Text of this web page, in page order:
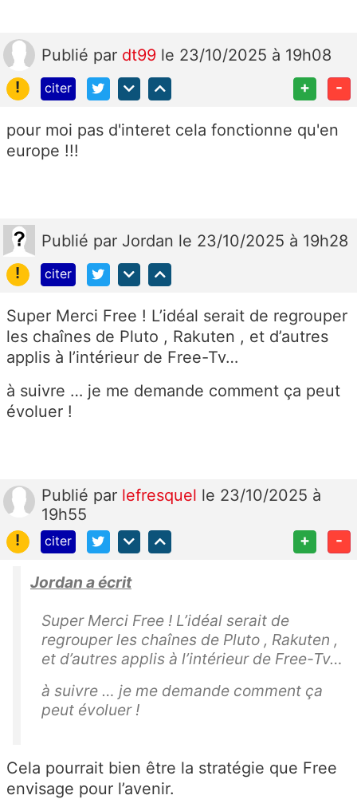
Publié par dt99 le 23/10/2025 à 19h08
!
citer + -
pour moi pas d'interet cela fonctionne qu'en
europe !!!
Publié par Jordan le 23/10/2025 à 19h28
!
citer
Super Merci Free ! L’idéal serait de regrouper
les chaînes de Pluto , Rakuten , et d’autres
applis à l’intérieur de Free-Tv…
à suivre … je me demande comment ça peut
évoluer !
Publié par lefresquel le 23/10/2025 à
19h55
!
citer + -
Jordan a écrit
Super Merci Free ! L’idéal serait de
regrouper les chaînes de Pluto , Rakuten ,
et d’autres applis à l’intérieur de Free-Tv…
à suivre … je me demande comment ça
peut évoluer !
Cela pourrait bien être la stratégie que Free
envisage pour l’avenir.